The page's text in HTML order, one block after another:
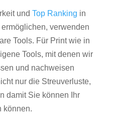
und Top Ranking in
verwenden
Tools. Für Print wie in
Tools, mit denen wir
und nachweisen
nur die Streuverluste,
damit Sie können Ihr
können.